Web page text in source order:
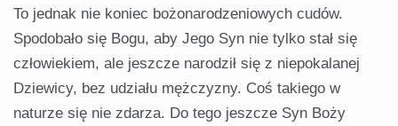
To jednak nie koniec bożonarodzeniowych cudów.
Spodobało się Bogu, aby Jego Syn nie tylko stał się
człowiekiem, ale jeszcze narodził się z niepokalanej
Dziewicy, bez udziału mężczyzny. Coś takiego w
naturze się nie zdarza. Do tego jeszcze Syn Boży